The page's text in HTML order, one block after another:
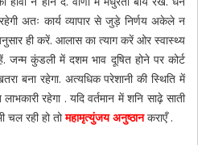
अतः कार्य व्यापार से जुड़े निर्णय अकेले न
ही करें. आलास का त्याग करें ओर स्वास्थ्य
जन्म कुंडली में दशम भाव दूषित होने पर कोर्ट
बना रहेगा. अत्यधिक परेशानी की स्थिति में
रहेगा . यदि वर्तमान में शनि साढ़े साती
चल रही हो तोमहामृत्युंजय अनुष्ठानकराएँ .